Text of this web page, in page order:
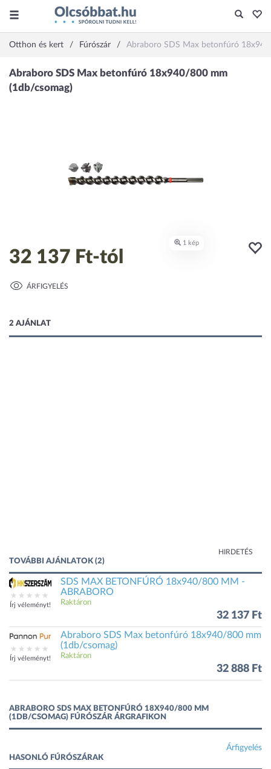
Otthon és kert Fúrószár Abraboro SDS Max betonfúró
32 137 Ft-tól
ÁRFIGYELÉS
2 AJÁNLAT
HIRDETÉS
TOVÁBBI AJÁNLATOK (2)
Írj véleményt!
SDS MAX BETONFÚRÓ 18x940/800 MM -
ABRABORO
Raktáron
32 137 Ft
Írj véleményt!
Abraboro SDS Max betonfúró 18x940/800 mm
(1db/csomag)
Raktáron
32 888 Ft
ABRABORO SDS MAX BETONFÚRÓ 18X940/800 MM
(1DB/CSOMAG) FÚRÓSZÁR ÁRGRAFIKON
Árfigyelés
HASONLÓ FÚRÓSZÁRAK